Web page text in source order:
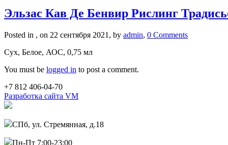
Эльзас Кав Де Бенвир Рислинг
Posted in , on 22 сентября 2021, by admin, 0 Comments
Сух, Белое, АОС, 0,75 мл
You must be logged in to post a comment.
+7 812 406-04-70
Разработка сайта VM
СПб, ул. Стремянная, д.18
Пн-Пт 7:00-23:00